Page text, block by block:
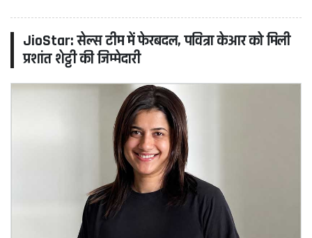
JioStar: सेल्स टीम में फेरबदल, पवित्रा केआर को मिली
प्रशांत शेट्टी की जिम्मेदारी